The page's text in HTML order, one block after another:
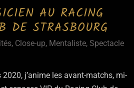
AU RACING
DE STRASBOURG
, Close-up, Mentaliste,Spectacle
2020, j’anime les avant-matchs, mi-